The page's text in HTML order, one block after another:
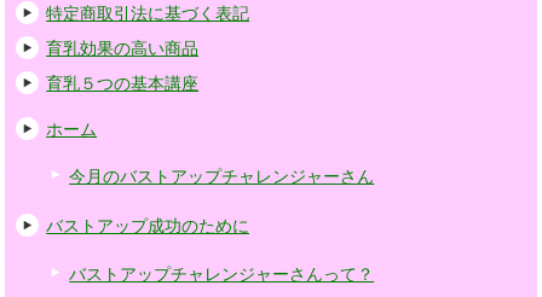
特定商取引法に基づく表記
育乳効果の高い商品
育乳５つの基本講座
ホーム
今月のバストアップチャレンジャーさん
バストアップ成功のために
バストアップチャレンジャーさんって？